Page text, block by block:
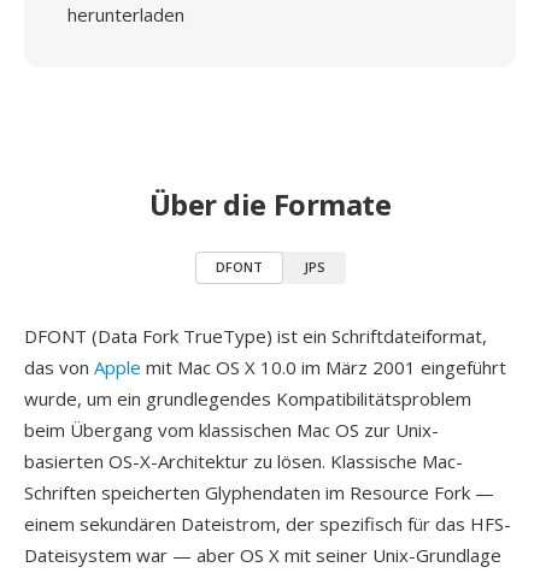
herunterladen
Über die Formate
DFONT JPS
DFONT (Data Fork TrueType) ist ein Schriftdateiformat,
das von Apple mit Mac OS X 10.0 im März 2001 eingeführt
wurde, um ein grundlegendes Kompatibilitätsproblem
beim Übergang vom klassischen Mac OS zur Unix-
basierten OS-X-Architektur zu lösen. Klassische Mac-
Schriften speicherten Glyphendaten im Resource Fork —
einem sekundären Dateistrom, der spezifisch für das HFS-
Dateisystem war — aber OS X mit seiner Unix-Grundlage